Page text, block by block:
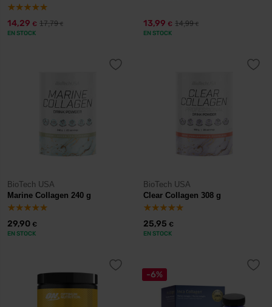
14,29 € 17,79€
EN STOCK
13,99 € 14,99€
EN STOCK
BioTech USA
Marine Collagen 240 g
29,90 €
EN STOCK
BioTech USA
Clear Collagen 308 g
25,95 €
EN STOCK
-6%